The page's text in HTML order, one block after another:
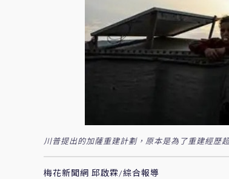
川普提出的加薩重建計劃，原本是為了重建經歷
梅花新聞網 邱啟霖/綜合報導